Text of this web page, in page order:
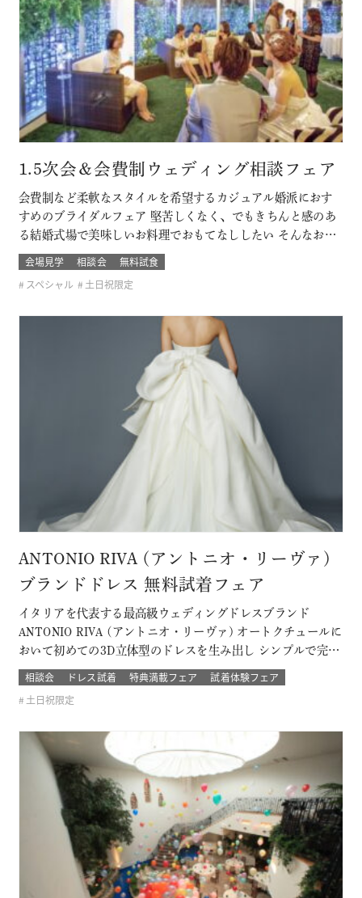
1.5次会＆会費制ウェディング相談フェア
会費制など柔軟なスタイルを希望するカジュアル婚派におす
すめのブライダルフェア 堅苦しくなく、でもきちんと感のあ
る結婚式場で美味しいお料理でおもてなししたい そんなおふ
たりに必見です！ このフェアに含まれるコンテンツ
会場見学 相談会
無料試食
スペシャル
土日祝限定
ANTONIO RIVA (アントニオ・リーヴァ)
ブランドドレス 無料試着フェア
イタリアを代表する最高級ウェディングドレスブランド
ANTONIO RIVA (アントニオ・リーヴァ) オートクチュールに
おいて初めての3D立体型のドレスを生み出し シンプルで完璧
なライン、理想的なプロポーションと個性を兼ね備えていま
す。 上質な素材と卓悦した仕立て。 花嫁の個性と気品を際立
たせ、特別な日を格別に輝かせてくれるドレス 結婚式当日の
相談会 ドレス試着 特典満載フェア
試着体験フェア
土日祝限定